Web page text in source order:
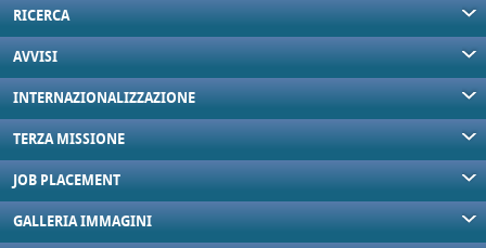
RICERCA
AVVISI
INTERNAZIONALIZZAZIONE
TERZA MISSIONE
JOB PLACEMENT
GALLERIA IMMAGINI